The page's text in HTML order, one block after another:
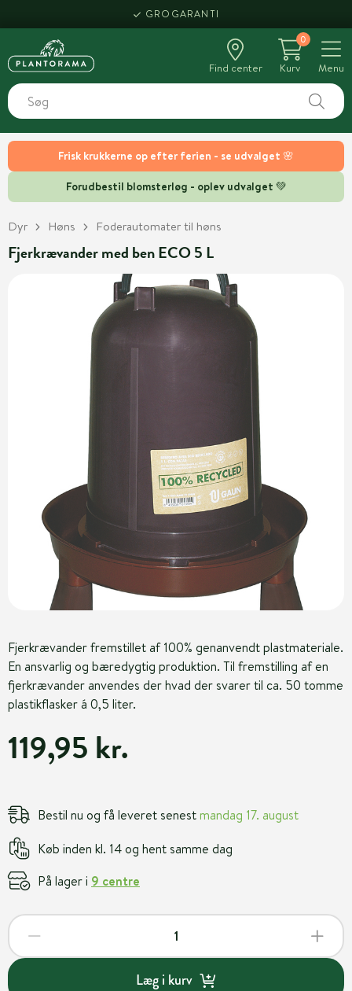
Frisk krukkerne op efter ferien - se udvalget 🌸
Forudbestil blomsterløg - oplev udvalget 💚
GROGARANTI
Find center
0
Kurv
Menu
Dyr Høns Foderautomater til høns
Fjerkrævander med ben ECO 5 L
Fjerkrævander fremstillet af 100% genanvendt plastmateriale.
En ansvarlig og bæredygtig produktion. Til fremstilling af en
fjerkrævander anvendes der hvad der svarer til ca. 50 tomme
plastikflasker á 0,5 liter.
119,95 kr.
Bestil nu og få leveret senestmandag 17. august
Køb inden kl. 14 og hent samme dag
På lager i 9 centre
Læg i kurv